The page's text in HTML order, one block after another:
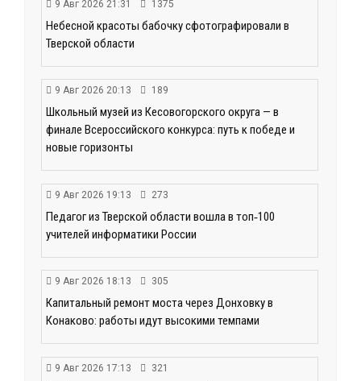
9 Авг 2026 21:31 1375
Небесной красоты бабочку сфотографировали в
Тверской области
9 Авг 2026 20:13 189
Школьный музей из Кесовогорского округа — в
финале Всероссийского конкурса: путь к победе и
новые горизонты
9 Авг 2026 19:13 273
Педагог из Тверской области вошла в топ‑100
учителей информатики России
9 Авг 2026 18:13 305
Капитальный ремонт моста через Донховку в
Конаково: работы идут высокими темпами
9 Авг 2026 17:13 321